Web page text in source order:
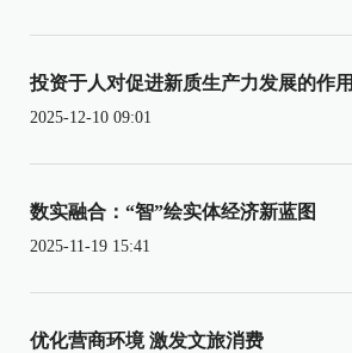
投资于人对促进新质生产力发展的作用
2025-12-10 09:01
数实融合：“智”绘实体经济新蓝图
2025-11-19 15:41
优化营商环境 激发文旅消费